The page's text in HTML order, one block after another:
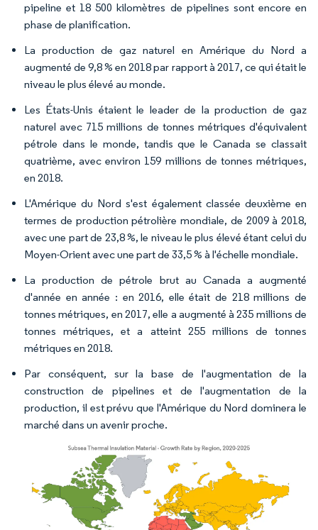
pipeline et 18 500 kilomètres de pipelines sont encore en
phase de planification.
La production de gaz naturel en Amérique du Nord a
augmenté de 9,8 % en 2018 par rapport à 2017, ce qui était le
niveau le plus élevé au monde.
Les États-Unis étaient le leader de la production de gaz
naturel avec 715 millions de tonnes métriques d'équivalent
pétrole dans le monde, tandis que le Canada se classait
quatrième, avec environ 159 millions de tonnes métriques,
en 2018.
L'Amérique du Nord s'est également classée deuxième en
termes de production pétrolière mondiale, de 2009 à 2018,
avec une part de 23,8 %, le niveau le plus élevé étant celui du
Moyen-Orient avec une part de 33,5 % à l'échelle mondiale.
La production de pétrole brut au Canada a augmenté
d'année en année : en 2016, elle était de 218 millions de
tonnes métriques, en 2017, elle a augmenté à 235 millions de
tonnes métriques, et a atteint 255 millions de tonnes
métriques en 2018.
Par conséquent, sur la base de l'augmentation de la
construction de pipelines et de l'augmentation de la
production, il est prévu que l'Amérique du Nord dominera le
marché dans un avenir proche.